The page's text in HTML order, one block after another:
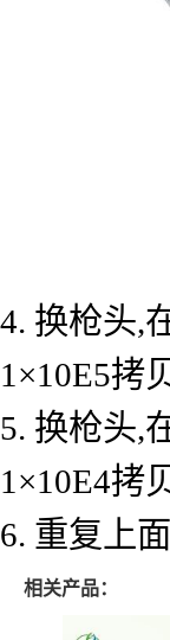
4. 换枪头,
1×10E5拷
5. 换枪头,
1×10E4拷
6. 重复上
相关产品：